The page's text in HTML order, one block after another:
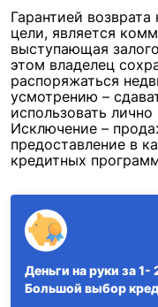
Гарантией
цели, является
выступающая
этом владелец
распоряжаться
усмотрению –
использовать
Исключение –
предоставление в
кредитных
Деньги на руки за
Большой выбор